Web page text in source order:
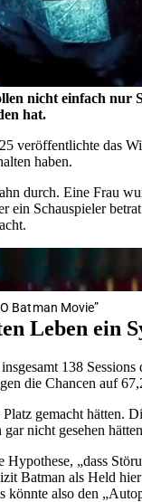
nicht einfach nur
hat.
veröffentlichte das
haben.
durch. Eine Frau
ein Schauspieler
Batman Movie”
Leben ein
138
die Chancen auf
gemacht hätten.
nicht gesehen
Hypothese,
dass
Batman als Held
könnte also den